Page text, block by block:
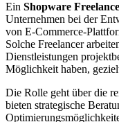
Ein Shopware
Unternehmen bei der
von E-Commerce-
Solche Freelancer
Dienstleistungen
Möglichkeit haben,
Die Rolle geht über die
bieten strategische